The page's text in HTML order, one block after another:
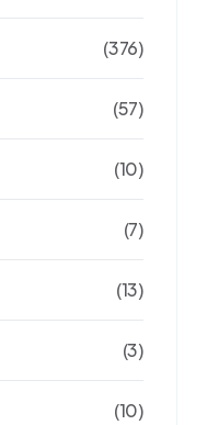
(376)
(57)
(10)
(7)
(13)
(3)
(10)